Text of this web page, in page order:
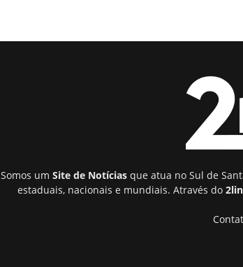
Somos umSite de Notícias que atua no Sul de
estaduais, nacionais e mundiais. Através do